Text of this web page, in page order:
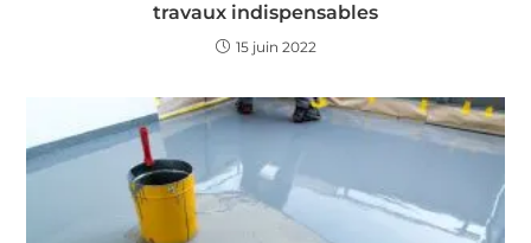
travaux indispensables
15 juin 2022